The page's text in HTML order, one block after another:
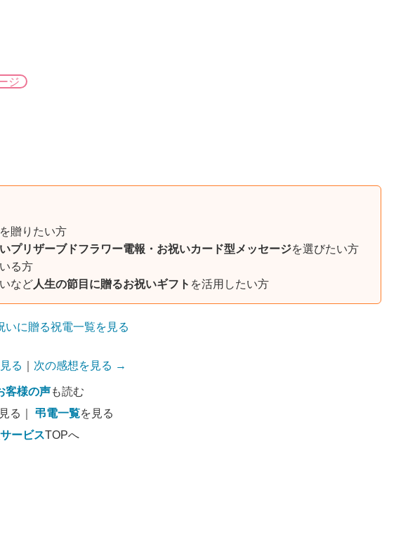
ジ
を贈りたい方
プリザーブドフラワー電報・お祝いカード型メッセージを選びたい方
る方
など人生の節目に贈るお祝いギフト を活用したい方
いに贈る祝電一覧を見る
る 次の感想を見る →
客様の声も読む
る｜ 弔電一覧を見る
ービスTOPへ